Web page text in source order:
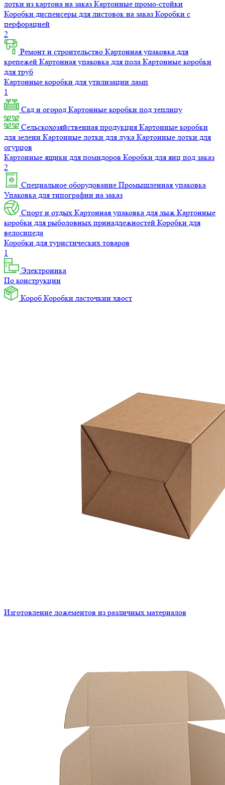
лотки из картона на заказ Картонные промо-стойки
Коробки диспенсеры для листовок на заказ Коробки с
перфорацией
2
Ремонт и строительство Картонная упаковка для
крепежей Картонная упаковка для пола Картонные коробки
для труб
Картонные коробки для утилизации ламп
1
Сад и огород Картонные коробки под теплицу
Сельскохозяйственная продукция Картонные коробки
для зелени Картонные лотки для лука Картонные лотки для
огурцов
Картонные ящики для помидоров Коробки для яиц под заказ
2
Специальное оборудование Промышленная упаковка
Упаковка для типографии на заказ
Спорт и отдых Картонная упаковка для лыж Картонные
коробки для рыболовных принадлежностей Коробки для
велосипеда
Коробки для туристических товаров
1
Электроника
По конструкции
Короб Коробки ласточкин хвост
Изготовление ложементов из различных материалов